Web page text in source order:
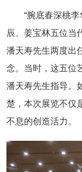
“腕底春深桃
辰、姜宝林五位当
潘天寿先生两度出
念。当时，这五位
潘天寿先生指导。
楚，本次展览不仅
不息的创造活力。